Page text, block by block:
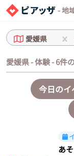
- 地
愛媛県
愛媛県 - 体験 - 6件
今日のイ
あ